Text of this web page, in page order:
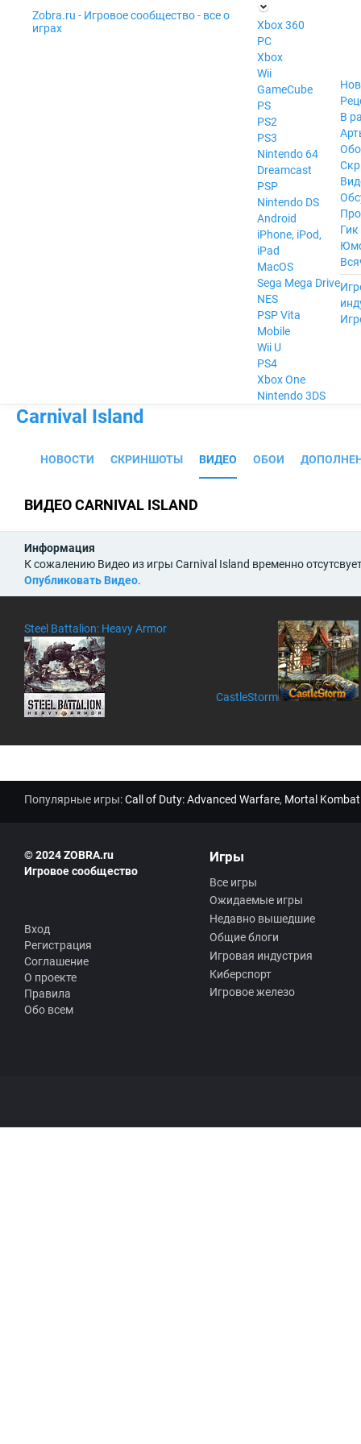
Zobra.ru - Игровое сообщество - все о
играх
П
ла
т
ф
ор
м
ы
Xbox 360
PC
Xbox
Wii
GameCube
PS
PS2
PS3
Nintendo 64
Dreamcast
PSP
Nintendo DS
Android
iPhone, iPod,
iPad
MacOS
Sega Mega Drive
NES
PSP Vita
Mobile
Wii U
PS4
Xbox One
Nintendo 3DS
В
Гик
Carnival Island
НОВОСТИ СКРИНШОТЫ ВИДЕО ОБОИ
ВИДЕО CARNIVAL ISLAND
Информация
К сожалению Видео из игры Carnival Island временно
Опубликовать Видео.
Steel Battalion: Heavy Armor
CastleStorm
Популярные игры:Call of Duty: Advanced Warfare, Mortal
© 2024 ZOBRA.ru
Игровое сообщество
Вход
Регистрация
Соглашение
О проекте
Правила
Обо всем
Игры
Все игры
Ожидаемые игры
Недавно вышедшие
Общие блоги
Игровая индустрия
Киберспорт
Игровое железо